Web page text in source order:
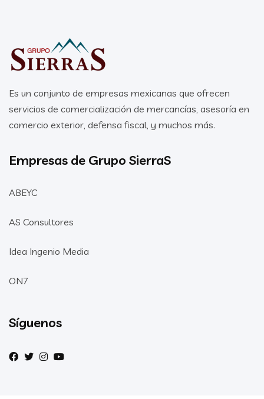
Es un conjunto de empresas mexicanas que ofrecen
servicios de comercialización de mercancías, asesoría en
comercio exterior, defensa fiscal, y muchos más.
Empresas de Grupo SierraS
ABEYC
AS Consultores
Idea Ingenio Media
ON7
Síguenos